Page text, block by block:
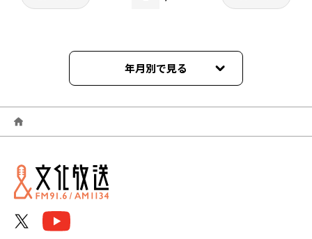
年月別で見る
2026年06月
2026年05月
2026年04月